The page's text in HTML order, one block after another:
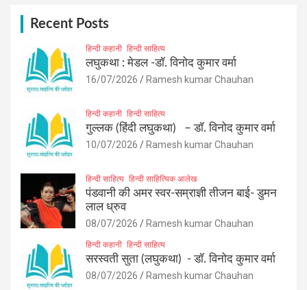
Recent Posts
हिन्दी कहानी हिन्दी साहित्य
लघुकथा : मेडल -डॉ. विनोद कुमार वर्मा
16/07/2026 Ramesh kumar Chauhan
हिन्दी कहानी हिन्दी साहित्य
गुल्लक (हिंदी लघुकथा) – डॉ. विनोद कुमार वर्मा
10/07/2026 Ramesh kumar Chauhan
हिन्दी साहित्य हिन्दी साहित्यिक आलेख
पंडवानी की अमर स्वर-सम्राज्ञी तीजन बाई- डुमन
लाल ध्रुव
08/07/2026 Ramesh kumar Chauhan
हिन्दी कहानी हिन्दी साहित्य
सरस्वती सुता (लघुकथा) ​- डॉ. विनोद कुमार वर्मा
08/07/2026 Ramesh kumar Chauhan